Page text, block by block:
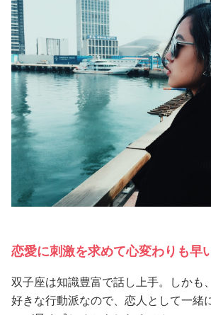
恋愛に刺激を求めて心変わりも早
双子座は知識豊富で話し上手。しかも
好きな行動派なので、恋人として一緒